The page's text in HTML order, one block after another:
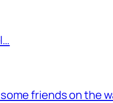
friends on the